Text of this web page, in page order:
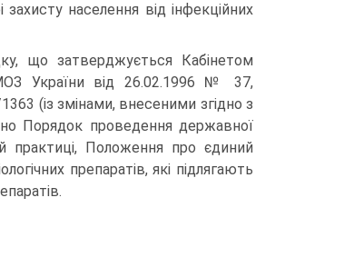
населення від інфекційних
що затверджується Кабінетом
України від 26.02.1996 № 37,
(із змінами, внесеними згідно з
Порядок проведення державної
практиці, Положення про єдиний
препаратів, які підлягають